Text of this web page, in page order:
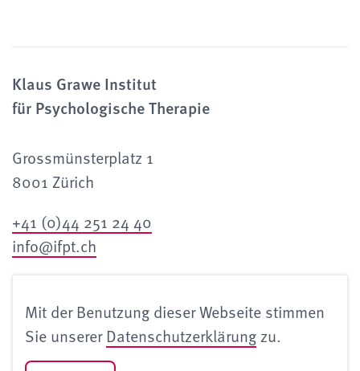
Mit der Benutzung dieser Webseite stimmen
Sie unserer Datenschutzerklärung zu.
Klaus Grawe Institut
für Psychologische Therapie
Grossmünsterplatz 1
8001 Zürich
+41 (0)44 251 24 40
info@ifpt.ch
Impressum
Datenschutzerklärung